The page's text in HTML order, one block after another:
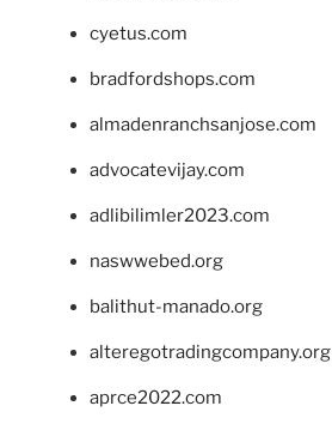
cyetus.com
bradfordshops.com
almadenranchsanjose.com
advocatevijay.com
adlibilimler2023.com
naswwebed.org
balithut-manado.org
alteregotradingcompany.org
aprce2022.com